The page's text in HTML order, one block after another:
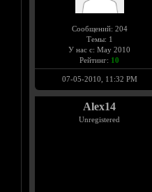
Сообщений: 204
Темы: 1
У нас с: May 2010
Рейтинг: 10
07-05-2010, 11:32 PM
Alex14
Unregistered